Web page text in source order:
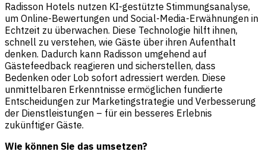
Radisson Hotels nutzen KI-gestützte Stimmungsanalyse,
um Online-Bewertungen und Social-Media-Erwähnungen in
Echtzeit zu überwachen. Diese Technologie hilft ihnen,
schnell zu verstehen, wie Gäste über ihren Aufenthalt
denken. Dadurch kann Radisson umgehend auf
Gästefeedback reagieren und sicherstellen, dass
Bedenken oder Lob sofort adressiert werden. Diese
unmittelbaren Erkenntnisse ermöglichen fundierte
Entscheidungen zur Marketingstrategie und Verbesserung
der Dienstleistungen – für ein besseres Erlebnis
zukünftiger Gäste.
Wie können Sie das umsetzen?